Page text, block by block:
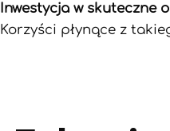
Inwestycja w skuteczne
Korzyści płynące z